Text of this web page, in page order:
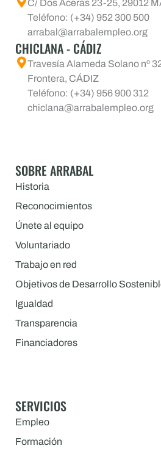
C/ Dos Aceras 23-25, 29012
Teléfono: (+34) 952 300 500
arrabal@arrabalempleo.org
CHICLANA - CÁDIZ
Travesía Alameda Solano nº
Frontera, CÁDIZ
Teléfono: (+34) 956 900 312
chiclana@arrabalempleo.org
SOBRE ARRABAL
Historia
Reconocimientos
Únete al equipo
Voluntariado
Trabajo en red
Objetivos de Desarrollo
Igualdad
Transparencia
Financiadores
SERVICIOS
Empleo
Formación